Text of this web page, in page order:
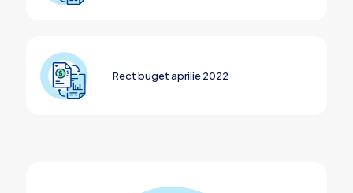
Rect buget aprilie 2022